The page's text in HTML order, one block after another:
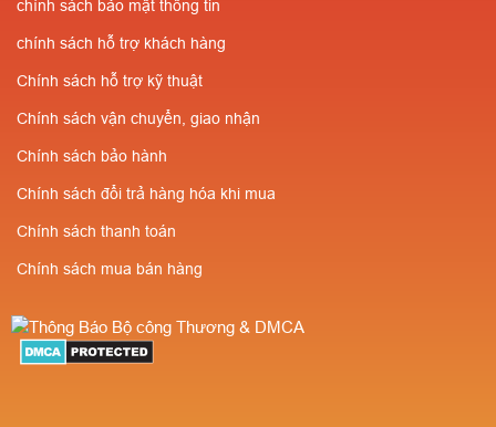
chính sách bảo mật thông tin
chính sách hỗ trợ khách hàng
Chính sách hỗ trợ kỹ thuật
Chính sách vận chuyển, giao nhận
Chính sách bảo hành
Chính sách đổi trả hàng hóa khi mua
Chính sách thanh toán
Chính sách mua bán hàng